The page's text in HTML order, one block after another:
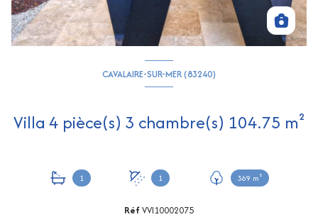
CAVALAIRE-SUR-MER (83240)
Villa 4 pièce(s) 3 chambre(s) 104.75 m²
1 1 369 m²
RéfVVI10002075